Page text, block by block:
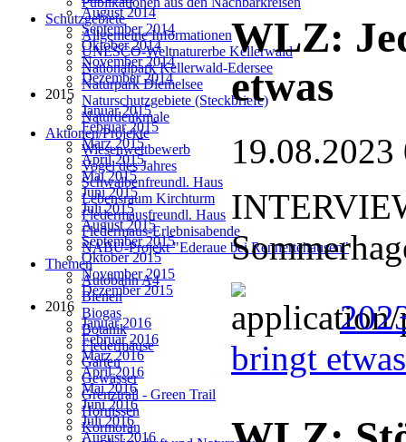
Schutzgebiete
Allgemeine Informationen
UNESCO-Weltnaturerbe Kellerwald
Nationalpark Kellerwald-Edersee
Naturpark Diemelsee
Naturschutzgebiete (Steckbriefe)
Naturdenkmale
Aktionen/Projekte
Wiesenwettbewerb
Vogel des Jahres
Schwalbenfreundl. Haus
Lebensraum Kirchturm
Fledermausfreundl. Haus
Fledermaus-Erlebnisabende
NABU-Projekt "Ederaue bei Rennertehausen"
Themen
Autobahn A4
Bienen
Biogas
Botanik
Fledermäuse
Garten
Gewässer
Grenztrail - Green Trail
Hornissen
Kormoran
August 2014
September 2014
Oktober 2014
November 2014
Dezember 2014
2015
Januar 2015
Februar 2015
März 2015
April 2015
Mai 2015
Juni 2015
Juli 2015
August 2015
September 2015
Oktober 2015
November 2015
Dezember 2015
2016
Januar 2016
Februar 2016
März 2016
April 2016
Mai 2016
Juni 2016
Juli 2016
August 2016
WLZ:
etwas
19.08.2023
bringt